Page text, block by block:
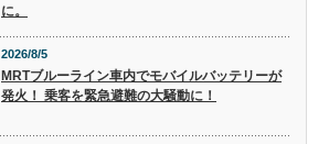
に。
2026/8/5
MRTブルーライン車内でモバイルバッテリーが
発火！ 乗客を緊急避難の大騒動に！